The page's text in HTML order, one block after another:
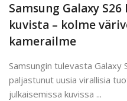
Samsung Galaxy
kuvista – kolme
kamerailme
Samsungin tulevasta Galaxy
paljastunut uusia virallisia
julkaisemissa kuvissa ...